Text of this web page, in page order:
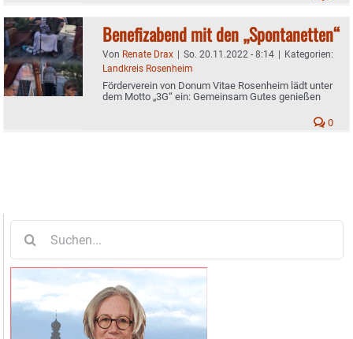
Benefizabend mit den „Spontanetten“
Von Renate Drax | So. 20.11.2022 - 8:14 | Kategorien:
Landkreis Rosenheim
Förderverein von Donum Vitae Rosenheim lädt unter
dem Motto „3G“ ein: Gemeinsam Gutes genießen
0
nach: